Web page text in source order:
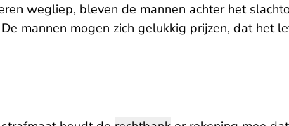
wegliep, bleven de mannen achter het
mannen mogen zich gelukkig prijzen, dat het